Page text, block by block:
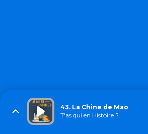
43. La Chine de Mao
T'as qui en Histoire ?